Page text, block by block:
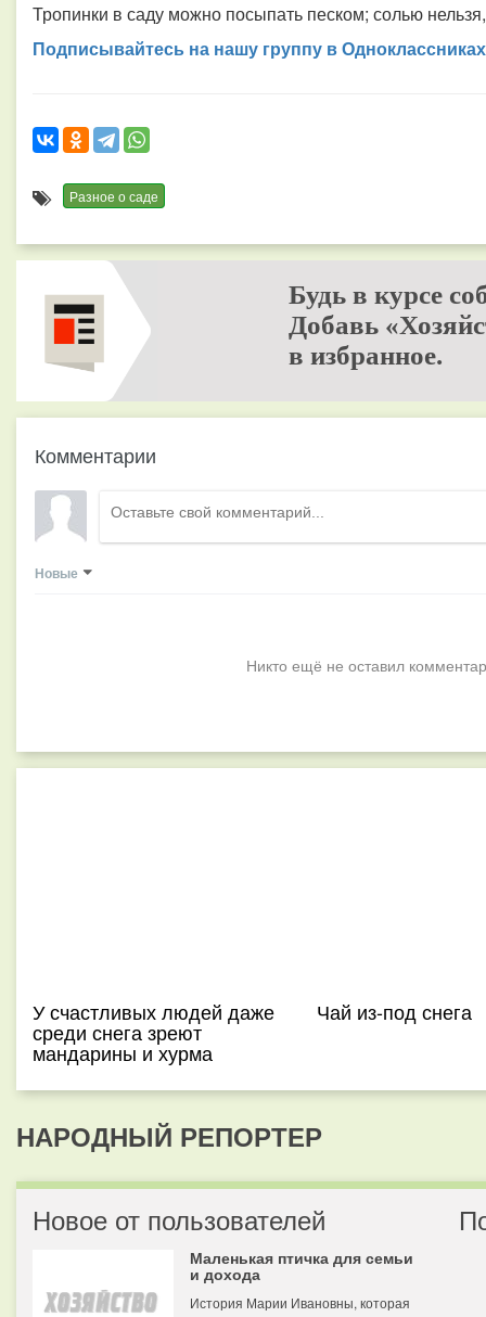
Тропинки в саду можно посыпать песком; солью
Подписывайтесь на нашу группу в Одноклассниках
Разное о саде
Будь в курсе
Добавь
в избранное.
Комментарии
Новые
Никто ещё не оставил
У счастливых людей даже
среди снега зреют
мандарины и хурма
Чай из-под снега
НАРОДНЫЙ РЕПОРТЕР
Новое от пользователей
Маленькая птичка для семьи
и дохода
История Марии Ивановны, которая